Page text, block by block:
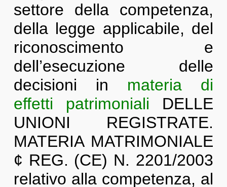
settore della competenza,
della legge applicabile, del
riconoscimento e
dell’esecuzione delle
decisioni in materia di
effetti patrimoniali DELLE
UNIONI REGISTRATE.
MATERIA MATRIMONIALE
¢ REG. (CE) N. 2201/2003
relativo alla competenza, al